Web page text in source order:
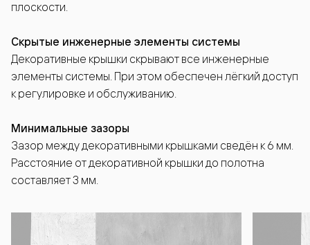
плоскости.
Скрытые инженерные элементы системы
Декоративные крышки скрывают все инженерные
элементы системы. При этом обеспечен лёгкий доступ
к регулировке и обслуживанию.
Минимальные зазоры
Зазор между декоративными крышками сведён к 6 мм.
Расстояние от декоративной крышки до полотна
составляет 3 мм.